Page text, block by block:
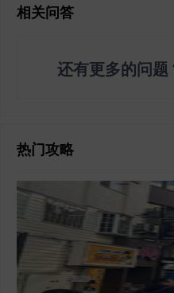
相关问答
还有更多的问
热门攻略